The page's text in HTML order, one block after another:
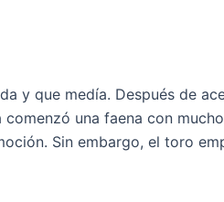
que medía. Después de
una faena con
Sin embargo, el toro